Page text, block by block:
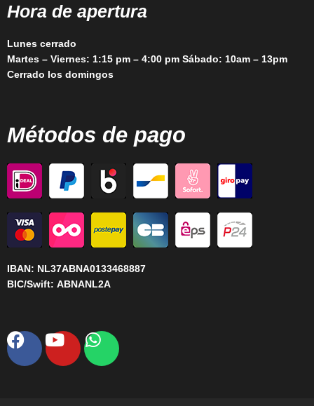
Hora de apertura
Lunes cerrado
Martes – Viernes: 1:15 pm – 4:00 pm Sábado: 10am – 13pm
Cerrado los domingos
Métodos de pago
IBAN: NL37ABNA0133468887
BIC/Swift: ABNANL2A
Facebook
YoutubeWhatsapp